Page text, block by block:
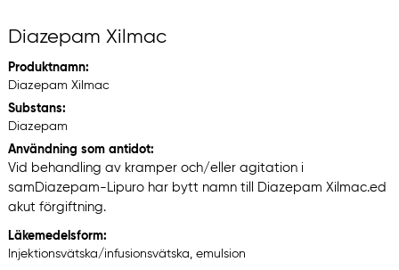
Diazepam Xilmac
Produktnamn:
Diazepam Xilmac
Substans:
Diazepam
Användning som antidot:
Vid behandling av kramper och/eller agitation i
sam Diazepam-Lipuro har bytt namn till Diazepam Xilmac.ed
akut förgiftning.
Läkemedelsform:
Injektionsvätska/infusionsvätska, emulsion